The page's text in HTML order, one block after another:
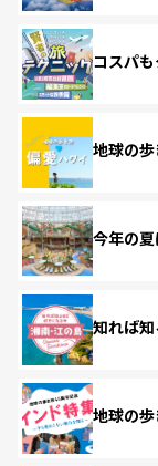
コスパ
地球の
今年の夏
知れば
地球の